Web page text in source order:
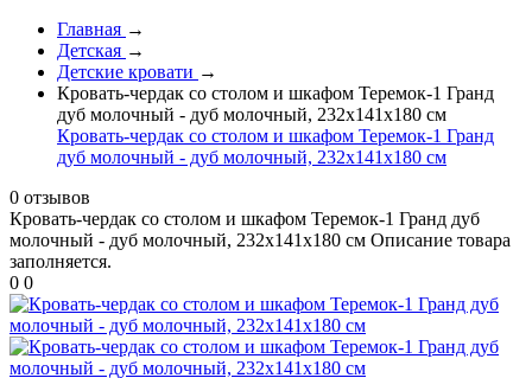
Главная →
Детская →
Детские кровати →
Кровать-чердак со столом и шкафом Теремок-1 Гранд
дуб молочный - дуб молочный, 232х141х180 см
Кровать-чердак со столом и шкафом Теремок-1 Гранд
дуб молочный - дуб молочный, 232х141х180 см
0 отзывов
Кровать-чердак со столом и шкафом Теремок-1 Гранд дуб
молочный - дуб молочный, 232х141х180 см Описание товара
заполняется.
0 0